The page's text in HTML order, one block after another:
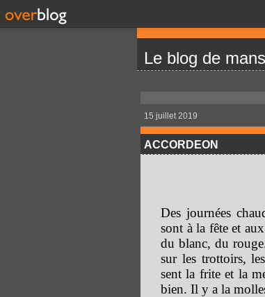
Le blog de
15 juillet 2019
ACCORDEON
Des journées
sont à la fête et
du blanc, du
sur les trottoirs,
sent la frite et la
bien. Il y a la